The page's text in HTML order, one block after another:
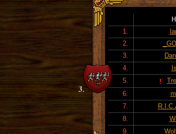
1.
2.
3.
4.
5.
6.
7.
8.
9.